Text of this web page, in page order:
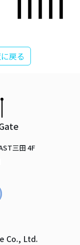
戻る
三田 4F
Co., Ltd.